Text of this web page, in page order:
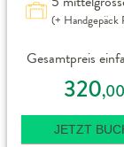
(+ Handgepäck
Gesamtpreis
320,00
JETZT